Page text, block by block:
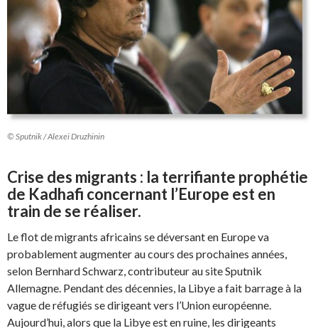
© Sputnik / Alexei Druzhinin
Crise des migrants : la terrifiante prophétie
de Kadhafi concernant l’Europe est en
train de se réaliser.
Le flot de migrants africains se déversant en Europe va
probablement augmenter au cours des prochaines années,
selon Bernhard Schwarz, contributeur au site Sputnik
Allemagne. Pendant des décennies, la Libye a fait barrage à la
vague de réfugiés se dirigeant vers l’Union européenne.
Aujourd’hui, alors que la Libye est en ruine, les dirigeants